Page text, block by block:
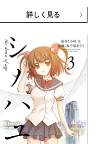
詳しく見る